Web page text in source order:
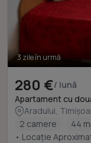
3 zile în urmă
280 €/ lună
Apartament cu
Aradului,
2 camere
44
• Locație